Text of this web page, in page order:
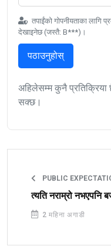
तपाईंको गोपनीयताका लागि
देखाइनेछ (जस्तै: B***)।
पठाउनुहोस्
अहिलेसम्म कुनै प्रतिक्रिया
सक्छ।
PUBLIC
त्यति नराम्रो नभएपनि
2 महिना अगाडी